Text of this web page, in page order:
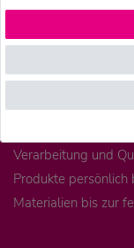
Schmuck und
Unsere Mode wird
Betrieben in Nepal
langjährigen
Verarbeitung und
Produkte
Materialien bis zur